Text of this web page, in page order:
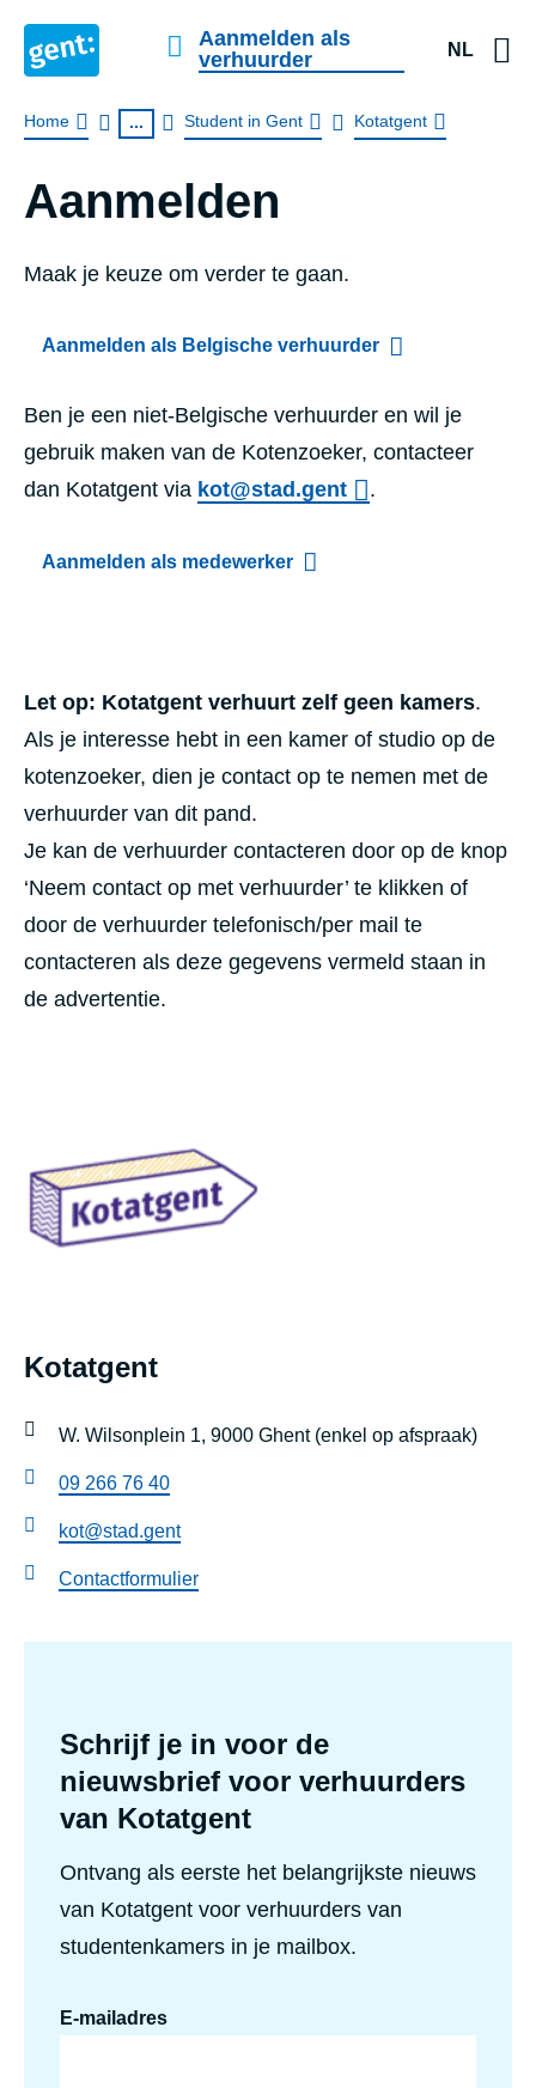
Aanmelden als
verhuurder
NL
Kruimelpad
Home ... Student in Gent Kotatgent
Aanmelden
Maak je keuze om verder te gaan.
Aanmelden als Belgische verhuurder
Ben je een niet-Belgische verhuurder en wil je
gebruik maken van de Kotenzoeker, contacteer
dan Kotatgent via kot@stad.gent .
Aanmelden als medewerker
Let op: Kotatgent verhuurt zelf geen kamers.
Als je interesse hebt in een kamer of studio op de
kotenzoeker, dien je contact op te nemen met de
verhuurder van dit pand.
Je kan de verhuurder contacteren door op de knop
‘Neem contact op met verhuurder’ te klikken of
door de verhuurder telefonisch/per mail te
contacteren als deze gegevens vermeld staan in
de advertentie.
Kotatgent
W. Wilsonplein 1, 9000 Ghent (enkel op afspraak)
09 266 76 40
kot@stad.gent
Contactformulier
Schrijf je in voor de
nieuwsbrief voor verhuurders
van Kotatgent
Ontvang als eerste het belangrijkste nieuws
van Kotatgent voor verhuurders van
studentenkamers in je mailbox.
E-mailadres